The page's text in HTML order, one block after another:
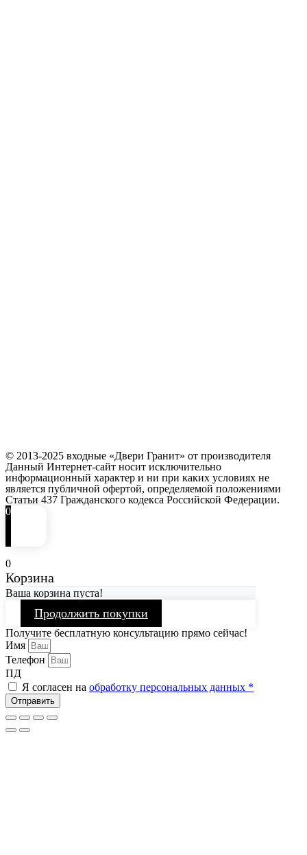
© 2013-2025 входные «Двери Гранит» от производителя
Данный Интернет-сайт носит исключительно
информационный характер и ни при каких условиях не
является публичной офертой, определяемой положениями
Статьи 437 Гражданского кодекса Российской Федерации.
0
0
Корзина
Ваша корзина пуста!
Продолжить покупки
Получите бесплатную консультацию прямо сейчас!
Имя
Телефон
ПД
Я согласен на обработку персональных данных *
Отправить